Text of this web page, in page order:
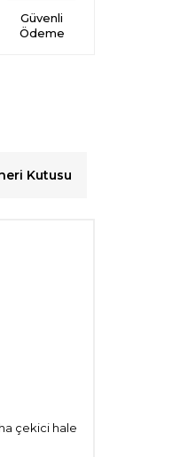
Güvenli
Ödeme
Kutusu
çekici hale